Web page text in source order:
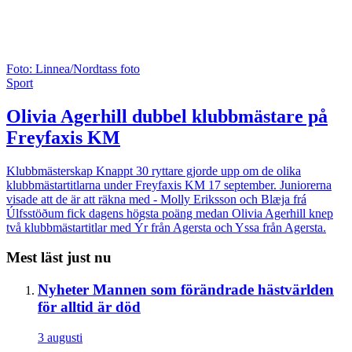
Foto: Linnea/Nordtass foto
Sport
Olivia Agerhill dubbel klubbmästare på
Freyfaxis KM
Klubbmästerskap Knappt 30 ryttare gjorde upp om de olika
klubbmästartitlarna under Freyfaxis KM 17 september. Juniorerna
visade att de är att räkna med - Molly Eriksson och Blæja frá
Úlfsstöðum fick dagens högsta poäng medan Olivia Agerhill knep
två klubbmästartitlar med Ýr från Agersta och Yssa från Agersta.
Mest läst just nu
Nyheter Mannen som förändrade hästvärlden
för alltid är död
3 augusti